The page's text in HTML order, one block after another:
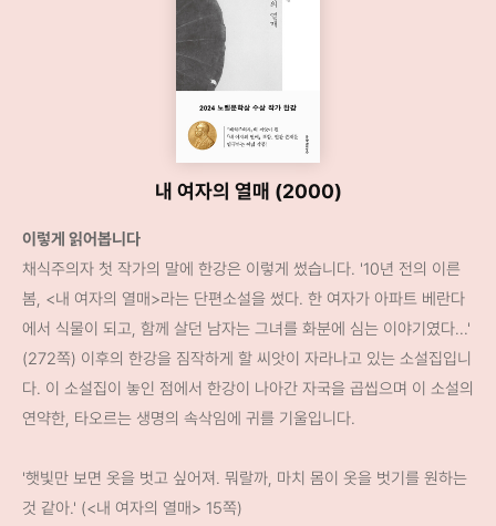
내 여자의 열매 (2000)
이렇게 읽어봅니다
채식주의자 첫 작가의 말에 한강은 이렇게 썼습니다. '10년 전의 이른
봄, <내 여자의 열매>라는 단편소설을 썼다. 한 여자가 아파트 베란다
에서 식물이 되고, 함께 살던 남자는 그녀를 화분에 심는 이야기였다...'
(272쪽) 이후의 한강을 짐작하게 할 씨앗이 자라나고 있는 소설집입니
다. 이 소설집이 놓인 점에서 한강이 나아간 자국을 곱씹으며 이 소설의
연약한, 타오르는 생명의 속삭임에 귀를 기울입니다.
'햇빛만 보면 옷을 벗고 싶어져. 뭐랄까, 마치 몸이 옷을 벗기를 원하는
것 같아.' (<내 여자의 열매> 15쪽)